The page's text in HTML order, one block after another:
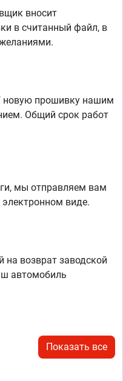
вносит
в считанный файл, в
прошивку нашим
Общий срок работ
мы отправляем вам
виде.
возврат заводской
автомобиль
Показать все